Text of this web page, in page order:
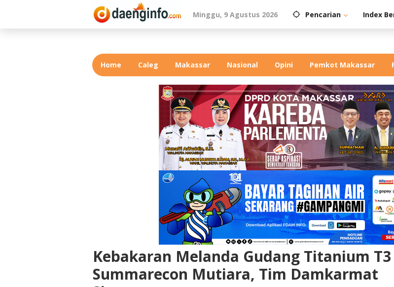
Minggu, 9 Agustus 2026 Pencarian Index
Home Caleg Makassar Nasional Opini Pemkot Makassar
Kebakaran Melanda Gudang Titanium
Summarecon Mutiara, Tim Damkarmat